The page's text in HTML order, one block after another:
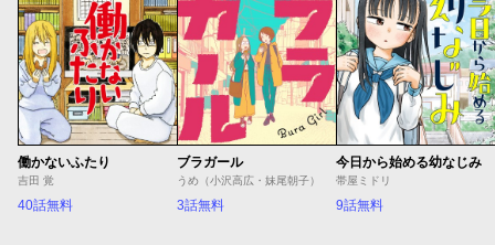
働かないふたり
吉田 覚
40話無料
ブラガール
うめ（小沢高広・妹尾朝子）
3話無料
今日から始める幼なじみ
帯屋ミドリ
9話無料